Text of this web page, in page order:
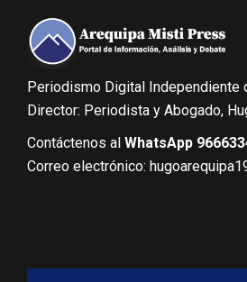
Periodismo Digital Independiente
Director: Periodista y Abogado,
Contáctenos al WhatsApp
Correo electrónico: